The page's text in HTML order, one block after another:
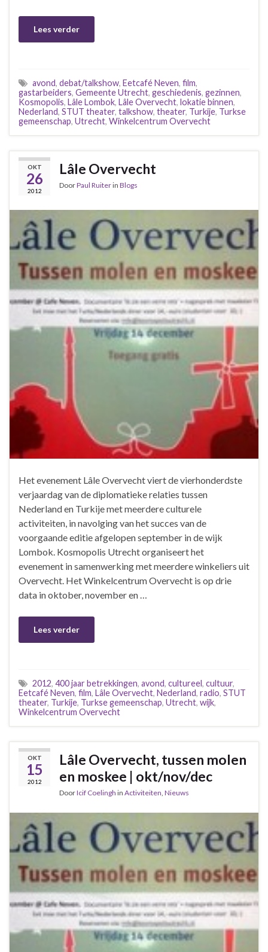
Lees verder
avond, debat/talkshow, Eetcafé Neven, film,
gastarbeiders, Gemeente Utrecht, geschiedenis, gezinnen,
Kosmopolis, Lâle Lombok, Lâle Overvecht, lokatie binnen,
Nederland, STUT theater, talkshow, theater, Turkije, Turkse
gemeenschap, Utrecht, Winkelcentrum Overvecht
OKT
26
2012
Lâle Overvecht
DoorPaul Ruiterin Blogs
Het evenement Lâle Overvecht viert de vierhonderdste
verjaardag van de diplomatieke relaties tussen
Nederland en Turkije met meerdere culturele
activiteiten, in navolging van het succes van de
voorgaande editie afgelopen september in de wijk
Lombok. Kosmopolis Utrecht organiseert het
evenement in samenwerking met meerdere winkeliers uit
Overvecht. Het Winkelcentrum Overvecht is op drie
data in oktober, november en …
Lees verder
2012, 400 jaar betrekkingen, avond, cultureel, cultuur,
Eetcafé Neven, film, Lâle Overvecht, Nederland, radio, STUT
theater, Turkije, Turkse gemeenschap, Utrecht, wijk,
Winkelcentrum Overvecht
OKT
15
2012
Lâle Overvecht, tussen molen
en moskee | okt/nov/dec
DoorIcif Coelingh in Activiteiten Nieuws